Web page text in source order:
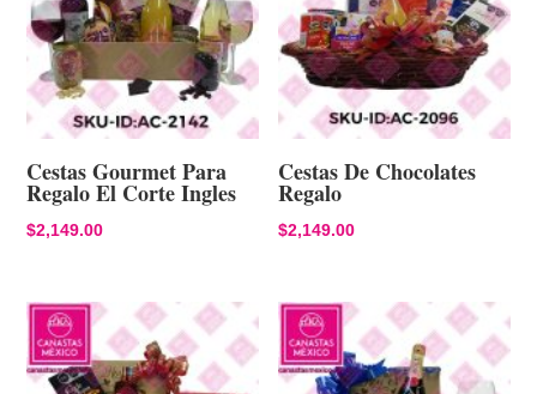
Cestas Gourmet Para
Regalo El Corte Ingles
$2,149.00
Cestas De Chocolates
Regalo
$2,149.00